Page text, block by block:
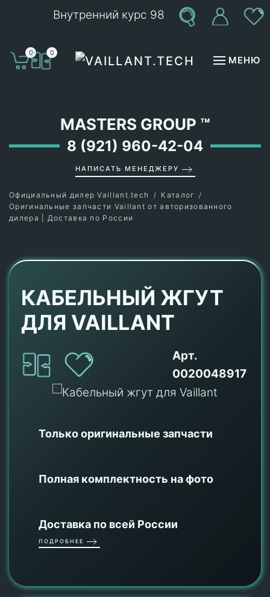
Внутренний курс 98
0 0
МЕНЮ
MASTERS GROUP ™
8 (921) 960-42-04
НАПИСАТЬ МЕНЕДЖЕРУ
Официальный дилер Vaillant.tech
Каталог
Оригинальные запчасти Vaillant от авторизованного
дилера | Доставка по России
КАБЕЛЬНЫЙ ЖГУТ
ДЛЯ VAILLANT
Арт.
0020048917
Только оригинальные запчасти
Полная комплектность на фото
Доставка по всей России
ПОДРОБНЕЕ